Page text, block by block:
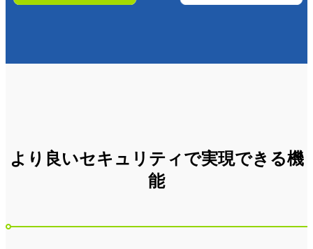
より良いセキュリティで実現できる機
能